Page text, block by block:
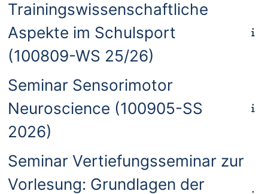
Trainingswissenschaftliche
Aspekte im Schulsport
(100809-WS 25/26)
Seminar Sensorimotor
Neuroscience (100905-SS
2026)
Seminar Vertiefungsseminar zur
Vorlesung: Grundlagen der